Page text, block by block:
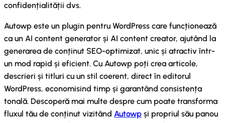
confidențialității dvs.
Autowp este un plugin pentru WordPress care funcționează
ca un AI content generator și AI content creator, ajutând la
generarea de conținut SEO-optimizat, unic și atractiv într-
un mod rapid și eficient. Cu Autowp poți crea articole,
descrieri și titluri cu un stil coerent, direct în editorul
WordPress, economisind timp și garantând consistența
tonală. Descoperă mai multe despre cum poate transforma
fluxul tău de conținut vizitând Autowp și propriul său panou